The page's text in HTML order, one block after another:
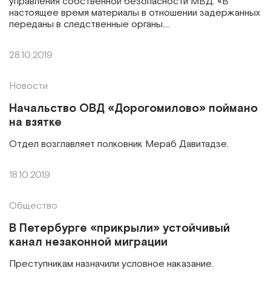
настоящее время материалы в отношении задержанных
переданы в следственные органы….
28.10.2019
Новости
Начальство ОВД «Дорогомилово» поймано
на взятке
Отдел возглавляет полковник Мераб Давитадзе.
18.10.2019
Общество
В Петербурге «прикрыли» устойчивый
канал незаконной миграции
Преступникам назначили условное наказание.